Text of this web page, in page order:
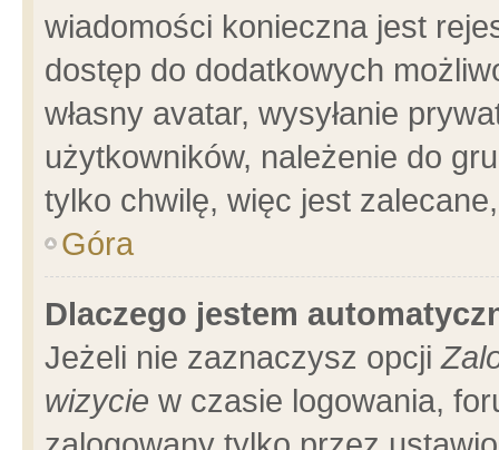
wiadomości konieczna jest
dostęp do dodatkowych
własny avatar, wysyłanie
użytkowników, należenie do
tylko chwilę, więc jest
Góra
Dlaczego jestem
Jeżeli nie zaznaczysz opcji
wizycie w czasie logowania,